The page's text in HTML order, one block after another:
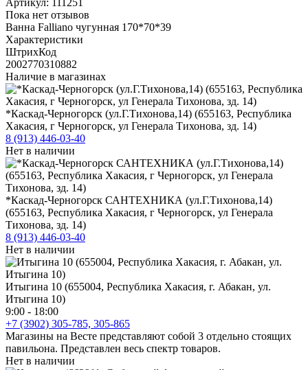
Пока нет отзывов
Ванна Falliano чугунная 170*70*39
Характеристики
ШтрихКод
2002770310882
Наличие в магазинах
*Каскад-Черногорск (ул.Г.Тихонова,14) (655163, Республика
Хакасия, г Черногорск, ул Генерала Тихонова, зд. 14)
8 (913) 446-03-40
Нет в наличии
*Каскад-Черногорск САНТЕХНИКА (ул.Г.Тихонова,14)
(655163, Республика Хакасия, г Черногорск, ул Генерала
Тихонова, зд. 14)
8 (913) 446-03-40
Нет в наличии
Итыгина 10 (655004, Республика Хакасия, г. Абакан, ул.
Итыгина 10)
9:00 - 18:00
+7 (3902) 305-785, 305-865
Магазины на Весте представляют собой 3 отдельно стоящих
павильона. Представлен весь спектр товаров.
Нет в наличии